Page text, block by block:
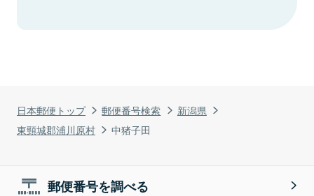
日本郵便トップ 郵便番号検索
新潟県
東頸城郡浦川原村
中猪子田
郵便番号を調べる